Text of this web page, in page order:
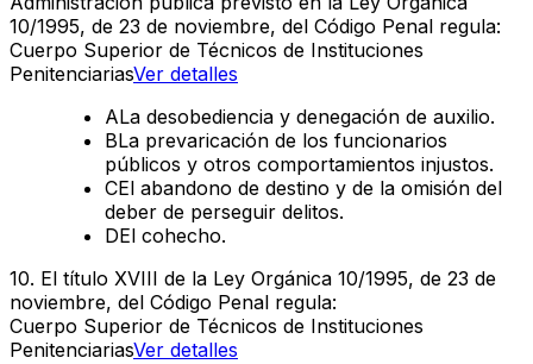
10/1995, de 23 de noviembre, del Código Penal regula:
Cuerpo Superior de Técnicos de Instituciones
PenitenciariasVer detalles
ALa desobediencia y denegación de auxilio.
BLa prevaricación de los funcionarios
públicos y otros comportamientos injustos.
CEl abandono de destino y de la omisión del
deber de perseguir delitos.
DEl cohecho.
10. El título XVIII de la Ley Orgánica 10/1995, de 23 de
noviembre, del Código Penal regula:
Cuerpo Superior de Técnicos de Instituciones
PenitenciariasVer detalles